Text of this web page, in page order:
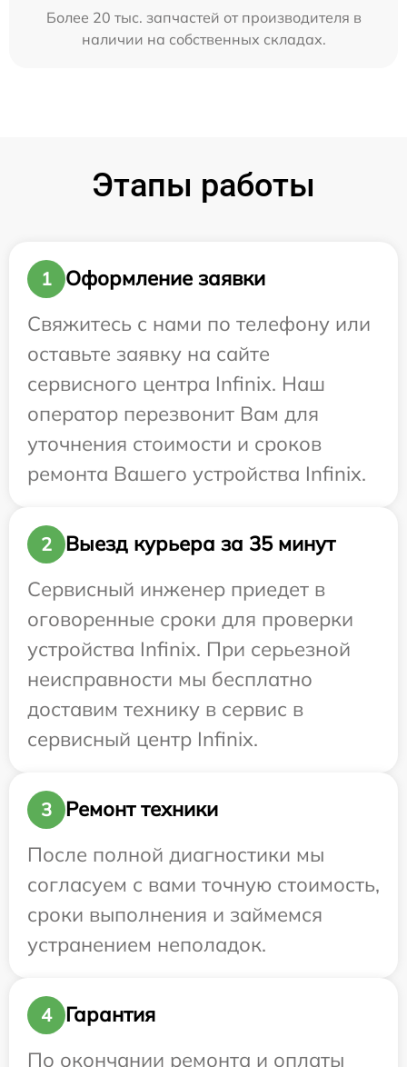
Более 20 тыс. запчастей от производителя в
наличии на собственных складах.
Этапы работы
1
Оформление заявки
Свяжитесь с нами по телефону или
оставьте заявку на сайте
сервисного центра Infinix. Наш
оператор перезвонит Вам для
уточнения стоимости и сроков
ремонта Вашего устройства Infinix.
2
Выезд курьера за 35 минут
Сервисный инженер приедет в
оговоренные сроки для проверки
устройства Infinix. При серьезной
неисправности мы бесплатно
доставим технику в сервис в
сервисный центр Infinix.
3
Ремонт техники
После полной диагностики мы
согласуем с вами точную стоимость,
сроки выполнения и займемся
устранением неполадок.
4
Гарантия
По окончании ремонта и оплаты